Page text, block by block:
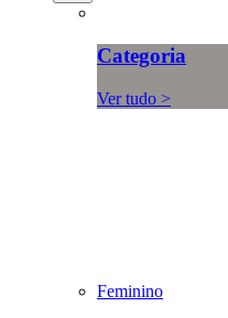
Categoria
Ver tudo >
Feminino